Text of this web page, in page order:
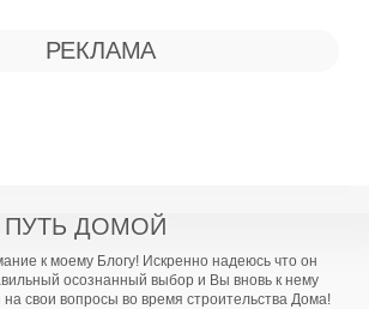
РЕКЛАМА
ПУТЬ ДОМОЙ
к моему Блогу! Искренно надеюсь что он
осознанный выбор и Вы вновь к нему
на свои вопросы во время строительства Дома!